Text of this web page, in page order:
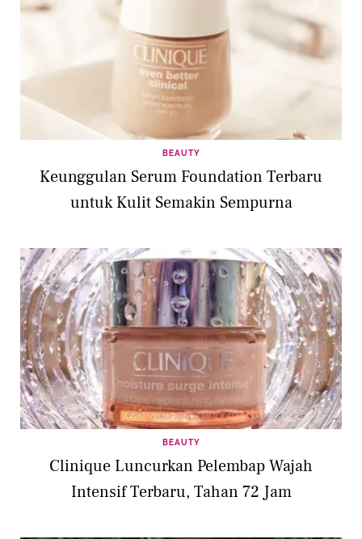
BEAUTY
Keunggulan Serum Foundation Terbaru
untuk Kulit Semakin Sempurna
BEAUTY
Clinique Luncurkan Pelembap Wajah
Intensif Terbaru, Tahan 72 Jam